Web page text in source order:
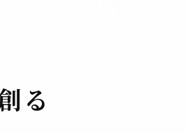
る